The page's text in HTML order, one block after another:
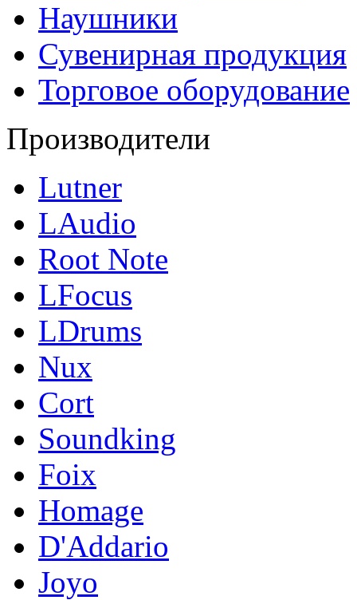
Наушники
Сувенирная продукция
Торговое оборудование
Производители
Lutner
LAudio
Root Note
LFocus
LDrums
Nux
Cort
Soundking
Foix
Homage
D'Addario
Joyo